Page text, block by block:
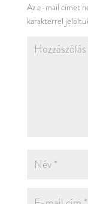
Az e-mail címet
karakterrel